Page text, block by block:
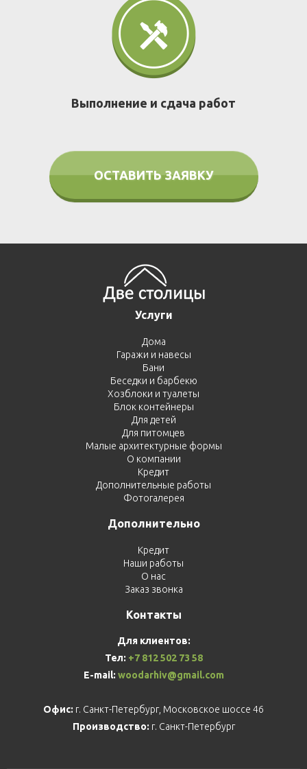
Выполнение и сдача работ
ОСТАВИТЬ ЗАЯВКУ
Услуги
Дома
Гаражи и навесы
Бани
Беседки и барбекю
Хозблоки и туалеты
Блок контейнеры
Для детей
Для питомцев
Малые архитектурные формы
О компании
Кредит
Дополнительные работы
Фотогалерея
Дополнительно
Кредит
Наши работы
О нас
Заказ звонка
Контакты
Для клиентов:
Тел: +7 812 502 73 58
E-mail: woodarhiv@gmail.com
Офис: г. Санкт-Петербург, Московское шоссе 46
Производство: г. Санкт-Петербург